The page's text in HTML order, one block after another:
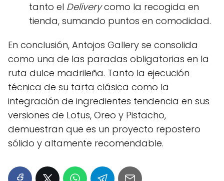
tanto el Deliverycomo la recogida en
tienda, sumando puntos en comodidad.
En conclusión, Antojos Gallery se consolida
como una de las paradas obligatorias en la
ruta dulce madrileña. Tanto la ejecución
técnica de su tarta clásica como la
integración de ingredientes tendencia en sus
versiones de Lotus, Oreo y Pistacho,
demuestran que es un proyecto repostero
sólido y altamente recomendable.